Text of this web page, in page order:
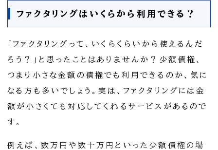
ファクタリングはいくらから利用できる？
「ファクタリングって、いくらくらいから使えるんだ
ろう？」と思ったことはありませんか？少額債権、
つまり小さな金額の債権でも利用できるのか、気に
なる方も多いでしょう。実は、ファクタリングには金
額が小さくても対応してくれるサービスがあるので
す。
例えば、数万円や数十万円といった少額債権の場